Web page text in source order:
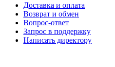
Доставка и оплата
Возврат и обмен
Вопрос-ответ
Запрос в поддержку
Написать директору